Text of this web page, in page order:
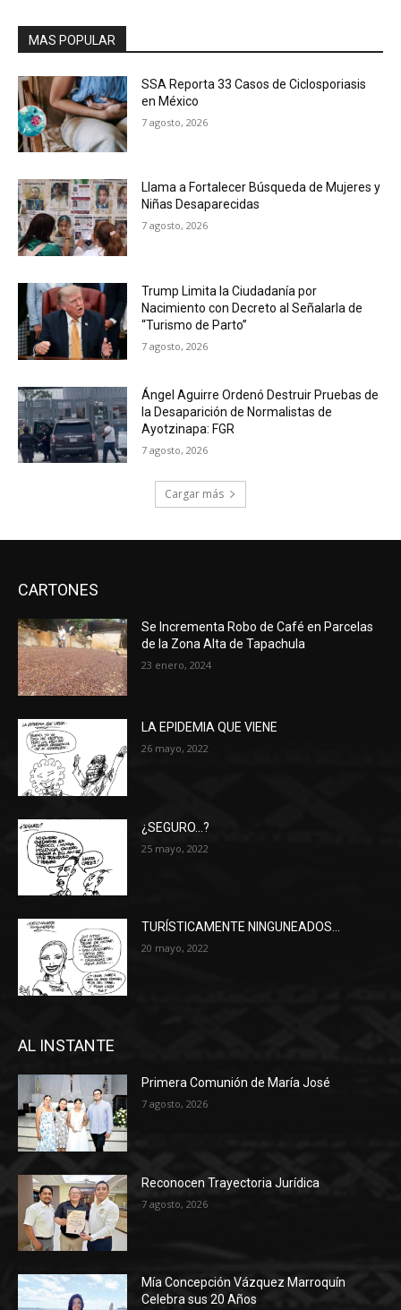
MAS POPULAR
SSA Reporta 33 Casos de Ciclosporiasis
en México
7 agosto, 2026
Llama a Fortalecer Búsqueda de Mujeres y
Niñas Desaparecidas
7 agosto, 2026
Trump Limita la Ciudadanía por
Nacimiento con Decreto al Señalarla de
“Turismo de Parto”
7 agosto, 2026
Ángel Aguirre Ordenó Destruir Pruebas de
la Desaparición de Normalistas de
Ayotzinapa: FGR
7 agosto, 2026
Cargar más
CARTONES
Se Incrementa Robo de Café en Parcelas
de la Zona Alta de Tapachula
23 enero, 2024
LA EPIDEMIA QUE VIENE
26 mayo, 2022
¿SEGURO…?
25 mayo, 2022
TURÍSTICAMENTE NINGUNEADOS…
20 mayo, 2022
AL INSTANTE
Primera Comunión de María José
7 agosto, 2026
Reconocen Trayectoria Jurídica
7 agosto, 2026
Mía Concepción Vázquez Marroquín
Celebra sus 20 Años